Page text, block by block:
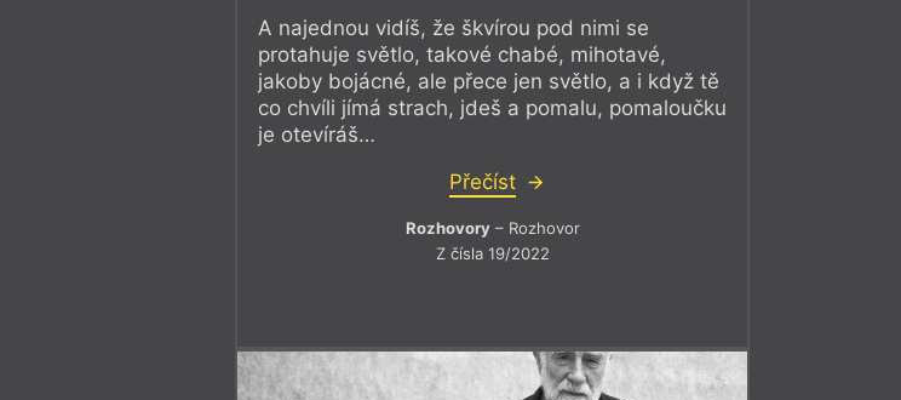
A najednou vidíš, že škvírou pod nimi se
protahuje světlo, takové chabé, mihotavé,
jakoby bojácné, ale přece jen světlo, a i když tě
co chvíli jímá strach, jdeš a pomalu, pomaloučku
je otevíráš…
Přečíst
Rozhovory– Rozhovor
Z čísla 19/2022